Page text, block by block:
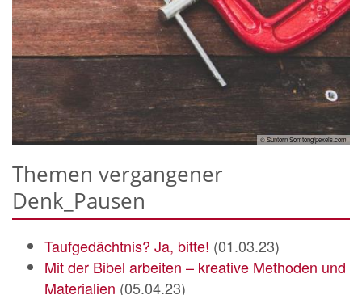
© Suntorn Somtong/pexels.com
Themen vergangener
Denk_Pausen
Taufgedächtnis? Ja, bitte! (01.03.23)
Mit der Bibel arbeiten – kreative Methoden und
Materialien (05.04.23)